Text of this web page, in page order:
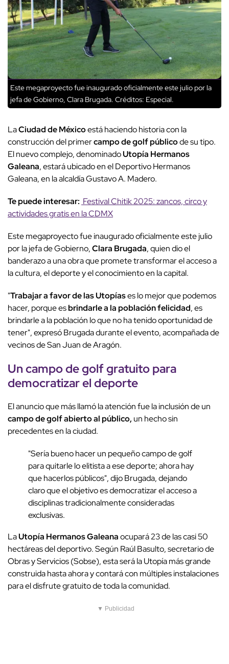
Este megaproyecto fue inaugurado oficialmente este julio por la
jefa de Gobierno, Clara Brugada. Créditos: Especial.
LaCiudad de Méxicoestá haciendo historia con la
construcción del primercampo de golf públicode su tipo.
El nuevo complejo, denominadoUtopía Hermanos
Galeana, estará ubicado en el Deportivo Hermanos
Galeana, en la alcaldía Gustavo A. Madero.
Te puede interesar: Festival Chitik 2025: zancos, circo y
actividades gratis en la CDMX
Este megaproyecto fue inaugurado oficialmente este julio
por la jefa de Gobierno,Clara Brugada, quien dio el
banderazo a una obra que promete transformar el acceso a
la cultura, el deporte y el conocimiento en la capital.
"Trabajar a favor de las Utopíases lo mejor que podemos
hacer, porque esbrindarle a la población felicidad, es
brindarle a la población lo que no ha tenido oportunidad de
tener", expresó Brugada durante el evento, acompañada de
vecinos de San Juan de Aragón.
Uncampo de golf gratuitopara
democratizar el deporte
El anuncio que más llamó la atención fue la inclusión de un
campo de golf abierto al público, un hecho sin
precedentes en la ciudad.
"Sería bueno hacer un pequeño campo de golf
para quitarle lo elitista a ese deporte; ahora hay
que hacerlos públicos", dijo Brugada, dejando
claro que el objetivo es democratizar el acceso a
disciplinas tradicionalmente consideradas
exclusivas.
LaUtopía Hermanos Galeanaocupará 23 de las casi 50
hectáreas del deportivo. Según Raúl Basulto, secretario de
Obras y Servicios (Sobse), esta será la Utopía más grande
construida hasta ahora y contará con múltiples instalaciones
para el disfrute gratuito de toda la comunidad.
▼ Publicidad